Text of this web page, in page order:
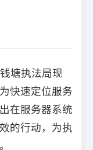
塘执法局现
快速定位服务
在服务器系统
的行动，为执